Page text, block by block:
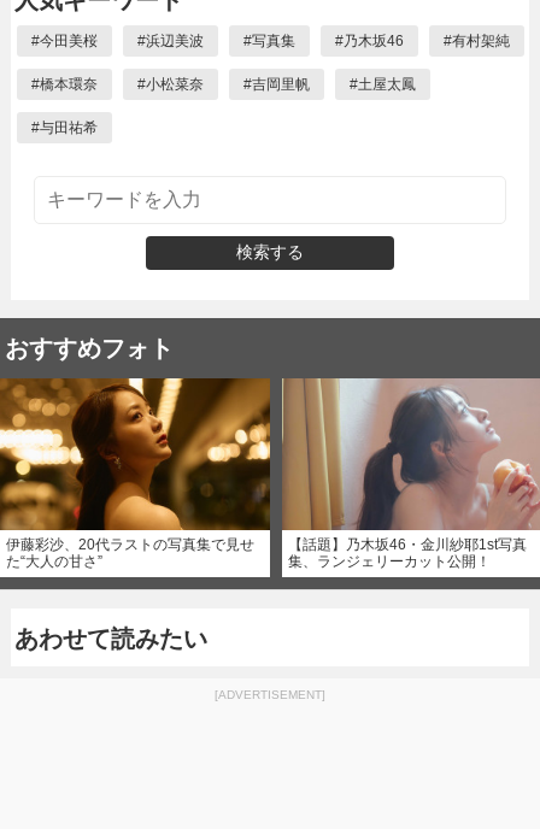
#今田美桜 #浜辺美波 #写真集 #乃木坂46 #有村架純
#橋本環奈 #小松菜奈 #吉岡里帆 #土屋太鳳
#与田祐希
検索する
おすすめフォト
伊藤彩沙、20代ラストの写真集で見せ
た“大人の甘さ”
【話題】乃木坂46・金川紗耶1st写真
集、ランジェリーカット公開！
あわせて読みたい
[ADVERTISEMENT]